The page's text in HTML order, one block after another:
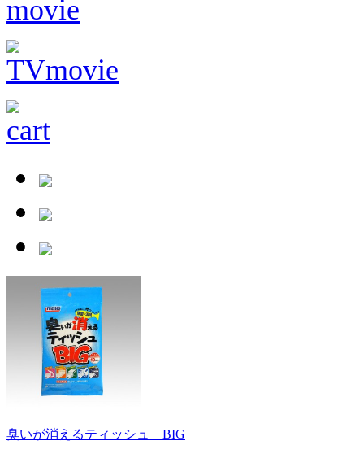
臭いが消えるティッシュ BIG